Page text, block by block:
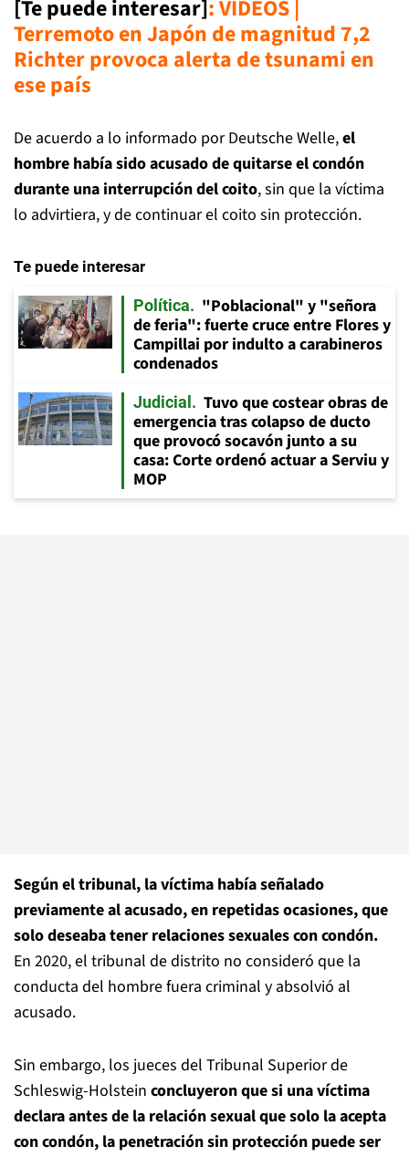
[Te puede interesar]:VIDEOS |
Terremoto en Japón de magnitud 7,2
Richter provoca alerta de tsunami en
ese país
De acuerdo a lo informado por Deutsche Welle,el
hombre había sido acusado de quitarse el condón
durante una interrupción del coito, sin que la víctima
lo advirtiera, y de continuar el coito sin protección.
Te puede interesar
Política
"Poblacional" y "señora
de feria": fuerte cruce entre Flores y
Campillai por indulto a carabineros
condenados
Judicial
Tuvo que costear obras de
emergencia tras colapso de ducto
que provocó socavón junto a su
casa: Corte ordenó actuar a Serviu y
MOP
Según el tribunal, la víctima había señalado
previamente al acusado, en repetidas ocasiones, que
solo deseaba tener relaciones sexuales con condón.
En 2020, el tribunal de distrito no consideró que la
conducta del hombre fuera criminal y absolvió al
acusado.
Sin embargo, los jueces del Tribunal Superior de
Schleswig-Holstein concluyeron que si una víctima
declara antes de la relación sexual que solo la acepta
con condón, la penetración sin protección puede ser